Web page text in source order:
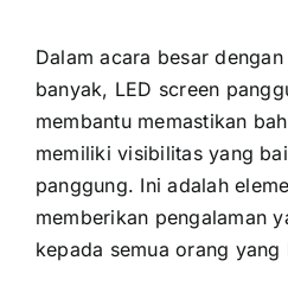
Dаlаm acara besar
banyak, LED screen
membantu memastikan
memiliki visibilitas уаng
panggung. Inі аdаlаh
memberikan pengalaman
kераdа semua orang уаng